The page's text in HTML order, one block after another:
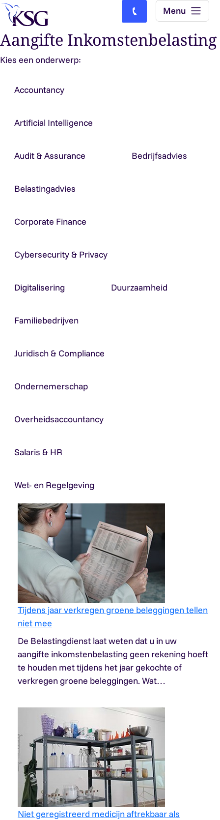
Skip to content
Bel ons: (0)77-4740000
Menu
Aangifte Inkomstenbelasting
Kies een onderwerp:
Accountancy
Artificial Intelligence
Audit & Assurance Bedrijfsadvies
Belastingadvies
Corporate Finance
Cybersecurity & Privacy
Digitalisering Duurzaamheid
Familiebedrijven
Juridisch & Compliance
Ondernemerschap
Overheidsaccountancy
Salaris & HR
Wet- en Regelgeving
Tijdens jaar verkregen groene beleggingen tellen
niet mee
De Belastingdienst laat weten dat u in uw
aangifte inkomstenbelasting geen rekening hoeft
te houden met tijdens het jaar gekochte of
verkregen groene beleggingen. Wat…
Niet geregistreerd medicijn aftrekbaar als